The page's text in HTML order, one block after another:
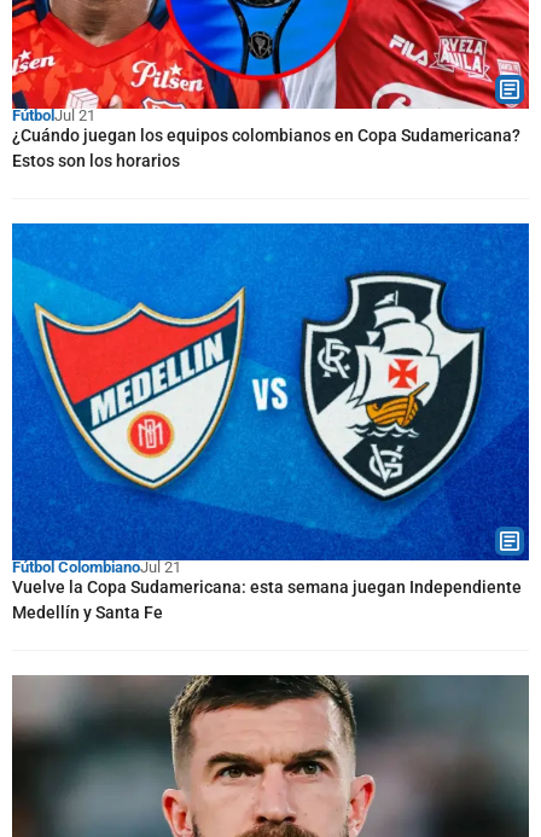
FútbolJul 21
¿Cuándo juegan los equipos colombianos en Copa Sudamericana?
Estos son los horarios
Fútbol ColombianoJul 21
Vuelve la Copa Sudamericana: esta semana juegan Independiente
Medellín y Santa Fe